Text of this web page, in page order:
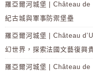
羅亞爾河城堡 | Château
紀古城與軍事防禦堡壘
羅亞爾河城堡 | Château
幻世界，探索法國文藝復興
羅亞爾河城堡 | Château